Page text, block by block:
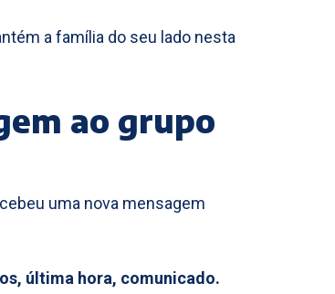
a família do seu lado nesta
ao grupo
uma nova mensagem
última hora, comunicado.